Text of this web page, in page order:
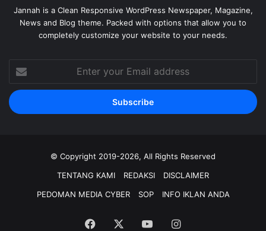
Jannah is a Clean Responsive WordPress Newspaper, Magazine,
News and Blog theme. Packed with options that allow you to
completely customize your website to your needs.
your
Email
address
© Copyright 2019-2026, All Rights Reserved
TENTANG KAMI
REDAKSI
DISCLAIMER
PEDOMAN MEDIA CYBER
SOP INFO IKLAN ANDA
Facebook YouTubeInstagram